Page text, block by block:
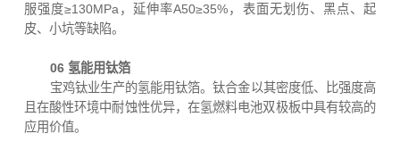
服强度≥130MPa，延伸率A50≥35%，表面无划伤、黑点、起
皮、小坑等缺陷。
06 氢能用钛箔
宝鸡钛业生产的氢能用钛箔。钛合金以其密度低、比强度高
且在酸性环境中耐蚀性优异，在氢燃料电池双极板中具有较高的
应用价值。